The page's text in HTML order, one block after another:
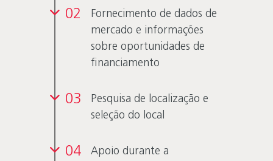
02
Fornecimento de dados de
mercado e informações
sobre oportunidades de
financiamento
03
Pesquisa de localização e
seleção do local
04
Apoio durante a